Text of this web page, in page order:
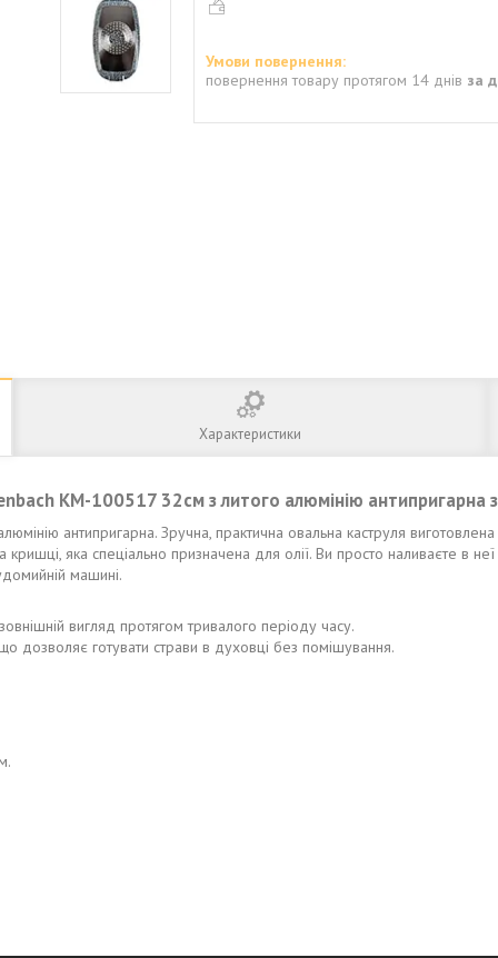
повернення товару протягом 14 днів за
Характеристики
KM-100517 32см з литого алюмінію
антипригарна. Зручна, практична овальна каструля
яка спеціально призначена для олії. Ви просто наливаєте в
машині.
вигляд протягом тривалого періоду часу.
дозволяє готувати страви в духовці без помішування.